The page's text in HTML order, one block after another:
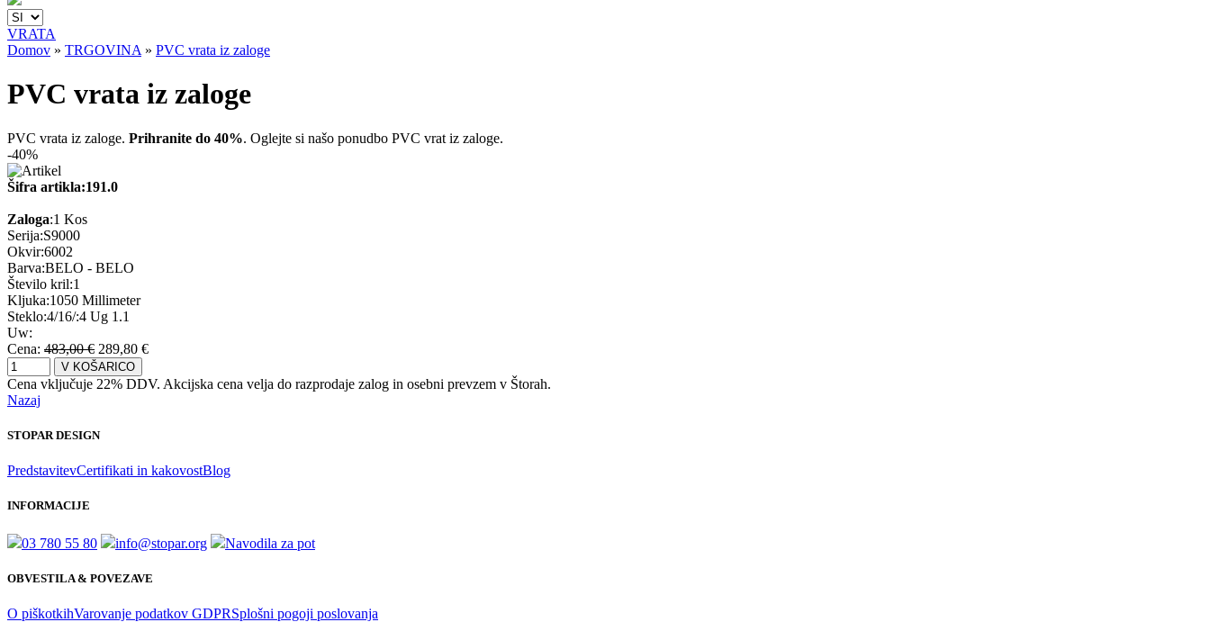
VRATA
Domov » TRGOVINA » PVC vrata iz zaloge
PVC vrata iz zaloge
PVC vrata iz zaloge. Prihranite do 40%. Oglejte si našo ponudbo PVC vrat iz zaloge.
-40%
Šifra artikla:191.0
Zaloga:1 Kos
Serija:S9000
Okvir:6002
Barva:BELO - BELO
Število kril:1
Kljuka:1050 Millimeter
Steklo:4/16/:4 Ug 1.1
Uw:
Cena: 483,00 € 289,80 €
Cena vključuje 22% DDV. Akcijska cena velja do razprodaje zalog in osebni prevzem v Štorah.
Nazaj
STOPAR DESIGN
PredstavitevCertifikati in kakovostBlog
INFORMACIJE
03 780 55 80 info@stopar.org Navodila za pot
OBVESTILA & POVEZAVE
O piškotkihVarovanje podatkov GDPRSplošni pogoji poslovanja